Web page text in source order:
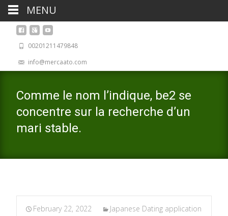
00201211479848
info@mercaato.com
Comme le nom l’indique, be2 se
concentre sur la recherche d’un
mari stable.
February 22, 2022
Japanese Dating application
MENU